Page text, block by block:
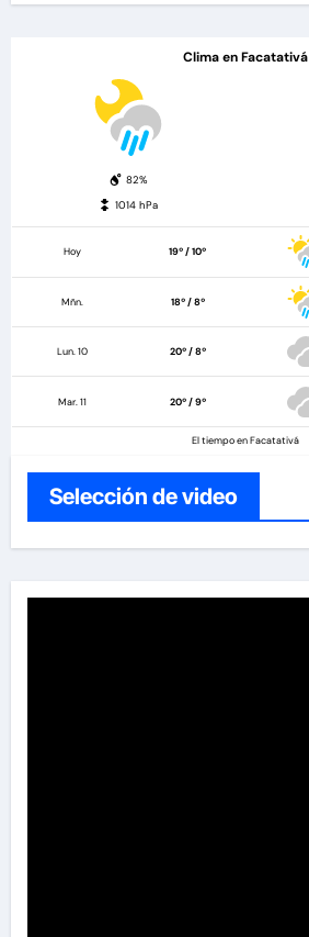
Clima en Facatativá
82%
1014 hPa
Hoy 19º / 10º
Mñn. 18º / 8º
Lun. 10 20º / 8º
Mar. 11 20º / 9º
El tiempo en Facatativá
Selección de video